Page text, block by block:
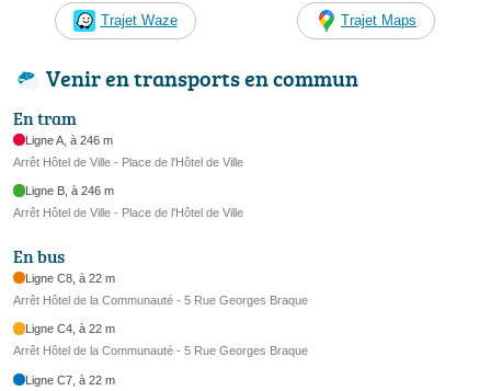
Trajet Waze Trajet Maps
Venir en transports en commun
En tram
Ligne A, à 246 m
Arrêt Hôtel de Ville - Place de l'Hôtel de Ville
Ligne B, à 246 m
Arrêt Hôtel de Ville - Place de l'Hôtel de Ville
En bus
Ligne C8, à 22 m
Arrêt Hôtel de la Communauté - 5 Rue Georges Braque
Ligne C4, à 22 m
Arrêt Hôtel de la Communauté - 5 Rue Georges Braque
Ligne C7, à 22 m